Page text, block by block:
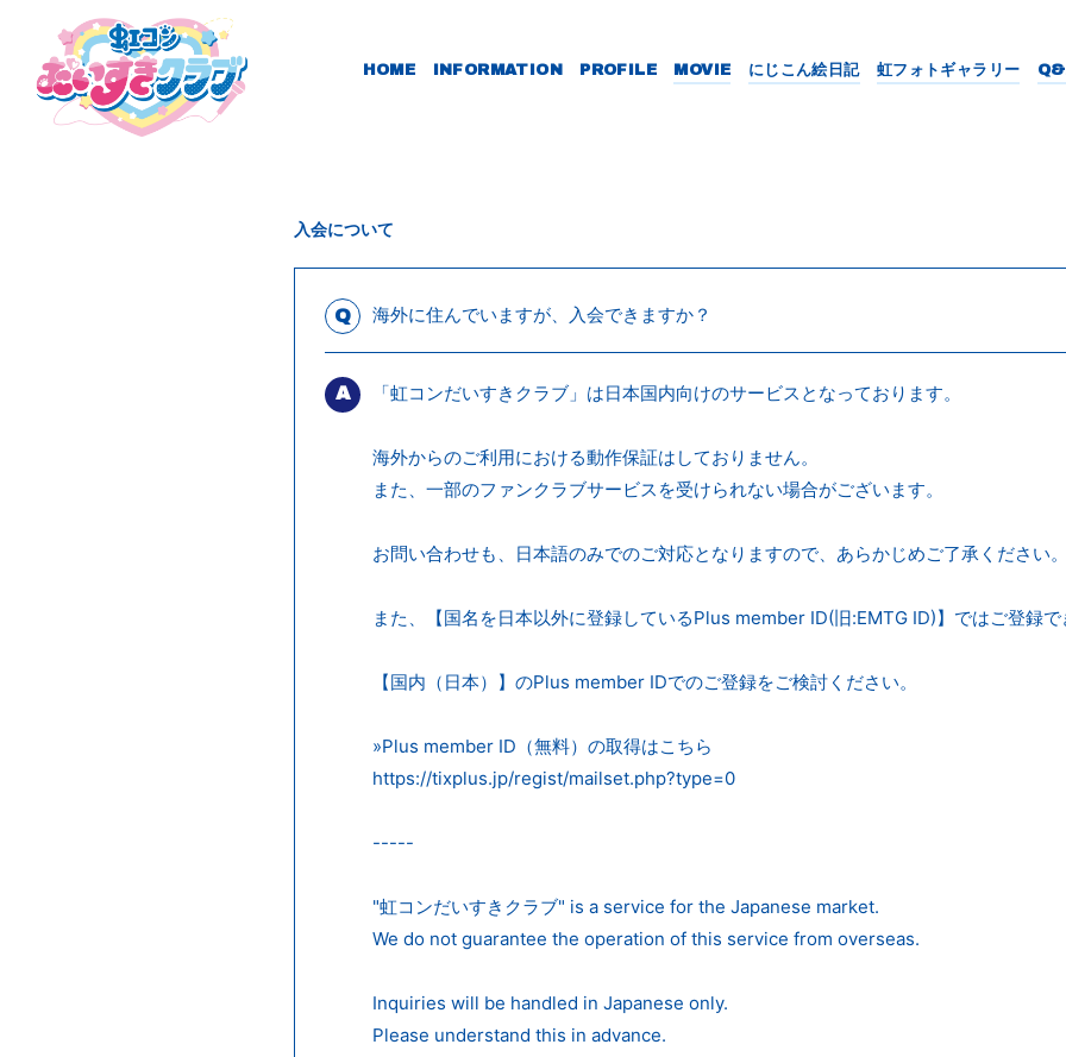
HOME INFORMATION PROFILE MOVIE にじこん絵日記 虹フォトギャラリー
入会について
Q 海外に住んでいますが、入会できますか？
A 「虹コンだいすきクラブ」は日本国内向けのサービスとなっております。
海外からのご利用における動作保証はしておりません。
また、一部のファンクラブサービスを受けられない場合がございます。
お問い合わせも、日本語のみでのご対応となりますので、あらかじめご了承ください。
また、【国名を日本以外に登録しているPlus member ID(旧:EMTG ID)】ではご登録で
【国内（日本）】のPlus member IDでのご登録をご検討ください。
»Plus member ID（無料）の取得はこちら
https://tixplus.jp/regist/mailset.php?type=0
-----
"虹コンだいすきクラブ" is a service for the Japanese market.
We do not guarantee the operation of this service from overseas.
Inquiries will be handled in Japanese only.
Please understand this in advance.